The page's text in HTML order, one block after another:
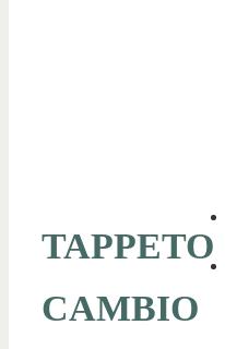
TAPPETO
CAMBIO